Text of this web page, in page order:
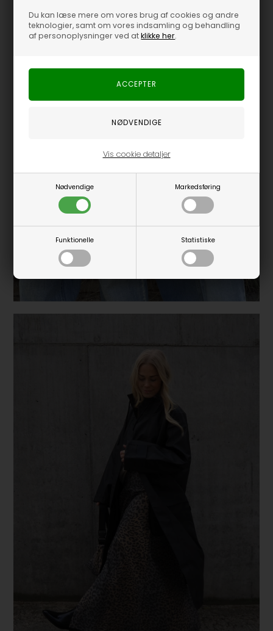
Du kan læse mere om vores brug af cookies og andre
teknologier, samt om vores indsamling og behandling
af personoplysninger ved atklikke her.
Nødvendige Markedsføring
Funktionelle Statistiske
Vis cookie detaljer